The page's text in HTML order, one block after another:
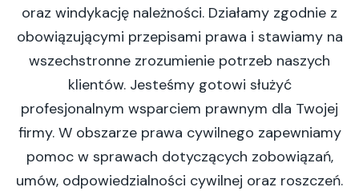
oraz windykację należności. Działamy zgodnie z
obowiązującymi przepisami prawa i stawiamy na
wszechstronne zrozumienie potrzeb naszych
klientów. Jesteśmy gotowi służyć
profesjonalnym wsparciem prawnym dla Twojej
firmy. W obszarze prawa cywilnego zapewniamy
pomoc w sprawach dotyczących zobowiązań,
umów, odpowiedzialności cywilnej oraz roszczeń.